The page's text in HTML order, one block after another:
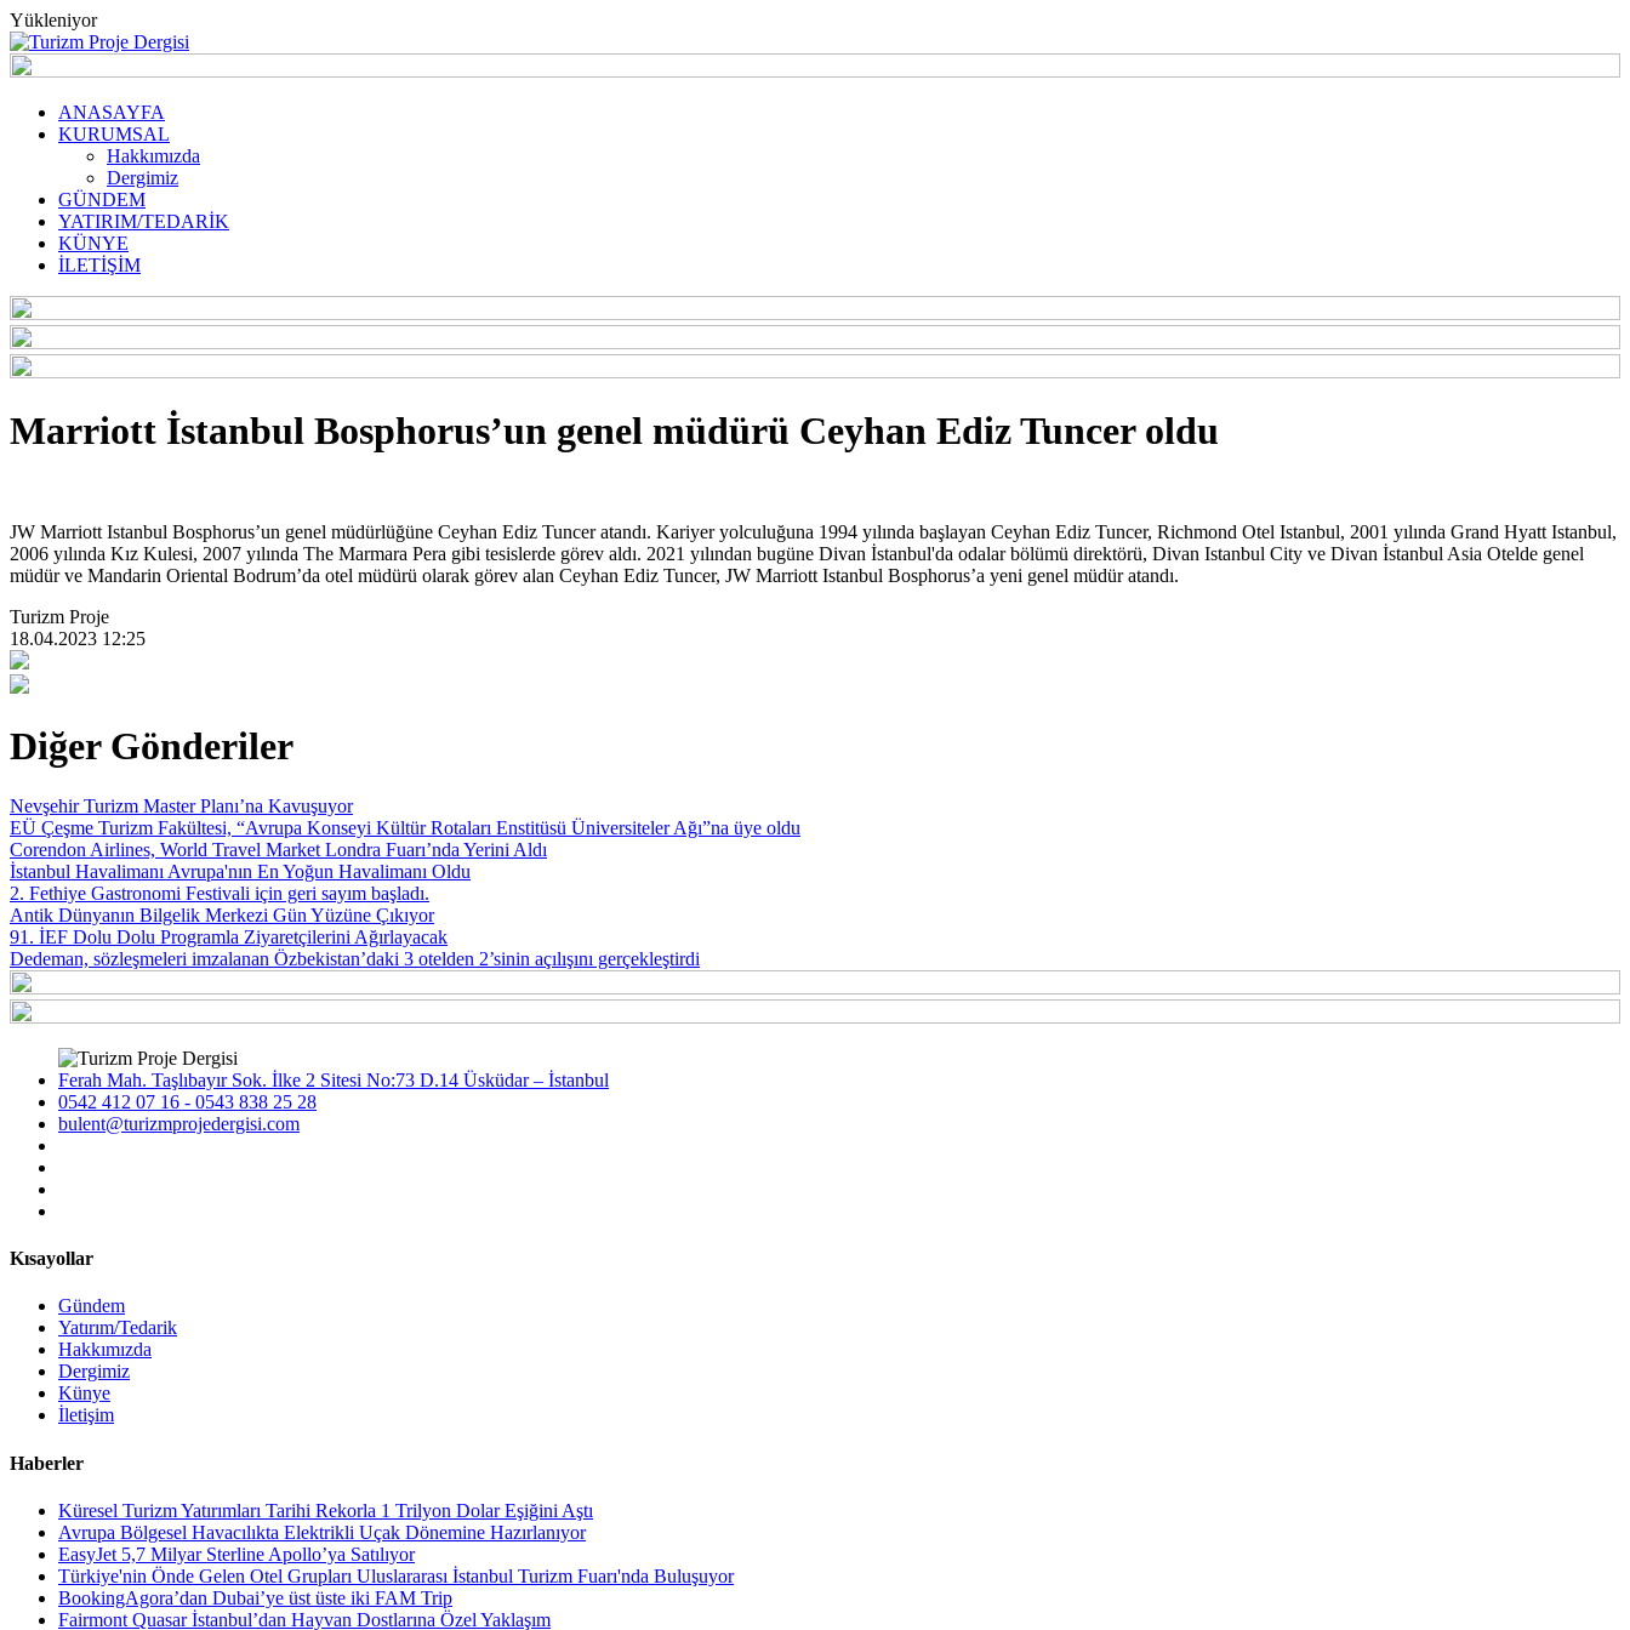
Yükleniyor
ANASAYFA
KURUMSAL
Hakkımızda
Dergimiz
GÜNDEM
YATIRIM/TEDARİK
KÜNYE
İLETİŞİM
Marriott İstanbul Bosphorus’un genel müdürü Ceyhan Ediz Tuncer oldu
JW Marriott Istanbul Bosphorus’un genel müdürlüğüne Ceyhan Ediz Tuncer atandı. Kariyer yolculuğuna 1994 yılında başlayan Ceyhan Ediz Tuncer, Richmond Otel Istanbul, 2001 yılında Grand Hyatt Istanbul,
2006 yılında Kız Kulesi, 2007 yılında The Marmara Pera gibi tesislerde görev aldı. 2021 yılından bugüne Divan İstanbul'da odalar bölümü direktörü, Divan Istanbul City ve Divan İstanbul Asia Otelde genel
müdür ve Mandarin Oriental Bodrum’da otel müdürü olarak görev alan Ceyhan Ediz Tuncer, JW Marriott Istanbul Bosphorus’a yeni genel müdür atandı.
Turizm Proje
18.04.2023 12:25
Diğer Gönderiler
Nevşehir Turizm Master Planı’na Kavuşuyor
EÜ Çeşme Turizm Fakültesi, “Avrupa Konseyi Kültür Rotaları Enstitüsü Üniversiteler Ağı”na üye oldu
Corendon Airlines, World Travel Market Londra Fuarı’nda Yerini Aldı
İstanbul Havalimanı Avrupa'nın En Yoğun Havalimanı Oldu
2. Fethiye Gastronomi Festivali için geri sayım başladı.
Antik Dünyanın Bilgelik Merkezi Gün Yüzüne Çıkıyor
91. İEF Dolu Dolu Programla Ziyaretçilerini Ağırlayacak
Dedeman, sözleşmeleri imzalanan Özbekistan’daki 3 otelden 2’sinin açılışını gerçekleştirdi
Ferah Mah. Taşlıbayır Sok. İlke 2 Sitesi No:73 D.14 Üsküdar – İstanbul
0542 412 07 16 - 0543 838 25 28
bulent@turizmprojedergisi.com
Kısayollar
Gündem
Yatırım/Tedarik
Hakkımızda
Dergimiz
Künye
İletişim
Haberler
Küresel Turizm Yatırımları Tarihi Rekorla 1 Trilyon Dolar Eşiğini Aştı
Avrupa Bölgesel Havacılıkta Elektrikli Uçak Dönemine Hazırlanıyor
EasyJet 5,7 Milyar Sterline Apollo’ya Satılıyor
Türkiye'nin Önde Gelen Otel Grupları Uluslararası İstanbul Turizm Fuarı'nda Buluşuyor
BookingAgora’dan Dubai’ye üst üste iki FAM Trip
Fairmont Quasar İstanbul’dan Hayvan Dostlarına Özel Yaklaşım